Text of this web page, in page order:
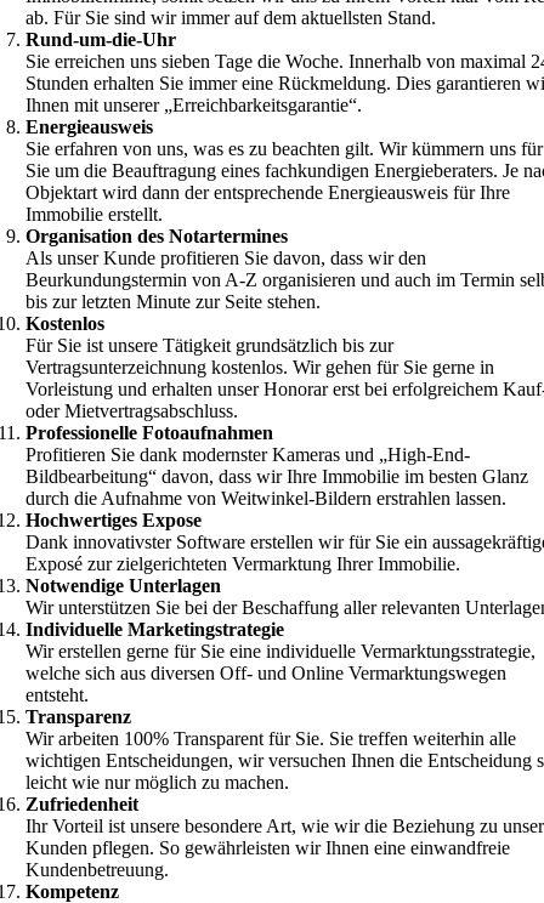
ab. Für Sie sind wir immer auf dem aktuellsten Stand.
Rund-um-die-Uhr
Sie erreichen uns sieben Tage die Woche. Innerhalb von maximal
Stunden erhalten Sie immer eine Rückmeldung. Dies garantieren
Ihnen mit unserer „Erreichbarkeitsgarantie“.
Energieausweis
Sie erfahren von uns, was es zu beachten gilt. Wir kümmern uns für
Sie um die Beauftragung eines fachkundigen Energieberaters. Je
Objektart wird dann der entsprechende Energieausweis für Ihre
Immobilie erstellt.
Organisation des Notartermines
Als unser Kunde profitieren Sie davon, dass wir den
Beurkundungstermin von A-Z organisieren und auch im Termin
bis zur letzten Minute zur Seite stehen.
Kostenlos
Für Sie ist unsere Tätigkeit grundsätzlich bis zur
Vertragsunterzeichnung kostenlos. Wir gehen für Sie gerne in
Vorleistung und erhalten unser Honorar erst bei erfolgreichem
oder Mietvertragsabschluss.
Professionelle Fotoaufnahmen
Profitieren Sie dank modernster Kameras und „High-End-
Bildbearbeitung“ davon, dass wir Ihre Immobilie im besten Glanz
durch die Aufnahme von Weitwinkel-Bildern erstrahlen lassen.
Hochwertiges Expose
Dank innovativster Software erstellen wir für Sie ein
Exposé zur zielgerichteten Vermarktung Ihrer Immobilie.
Notwendige Unterlagen
Wir unterstützen Sie bei der Beschaffung aller relevanten
Individuelle Marketingstrategie
Wir erstellen gerne für Sie eine individuelle Vermarktungsstrategie,
welche sich aus diversen Off- und Online Vermarktungswegen
entsteht.
Transparenz
Wir arbeiten 100% Transparent für Sie. Sie treffen weiterhin alle
wichtigen Entscheidungen, wir versuchen Ihnen die Entscheidung
leicht wie nur möglich zu machen.
Zufriedenheit
Ihr Vorteil ist unsere besondere Art, wie wir die Beziehung zu
Kunden pflegen. So gewährleisten wir Ihnen eine einwandfreie
Kundenbetreuung.
Kompetenz